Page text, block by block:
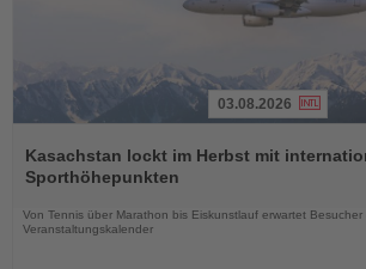
Sie
die
Nachrichten
03.08.2026
Kasachstan lockt im Herbst mit
Sporthöhepunkten
Von Tennis über Marathon bis Eiskunstlauf erwartet
Veranstaltungskalender